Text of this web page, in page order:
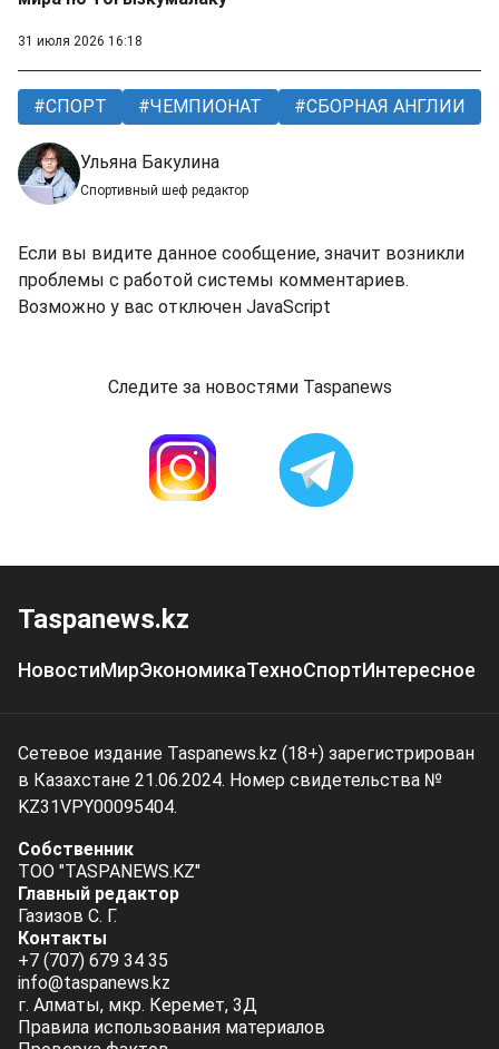
31 июля 2026 16:18
СПОРТ ЧЕМПИОНАТ СБОРНАЯ АНГЛИИ
Ульяна Бакулина
Спортивный шеф редактор
Если вы видите данное сообщение, значит возникли
проблемы с работой системы комментариев.
Возможно у вас отключен JavaScript
Следите за новостями Taspanews
Taspanews.kz
НовостиМирЭкономикаТехноСпортИнтересное
Сетевое издание Taspanews.kz (18+) зарегистрирован
в Казахстане 21.06.2024. Номер свидетельства №
KZ31VPY00095404.
Собственник
ТОО "TASPANEWS.KZ"
Главный редактор
Газизов С. Г.
Контакты
+7 (707) 679 34 35
info@taspanews.kz
г. Алматы, мкр. Керемет, 3Д
Правила использования материалов